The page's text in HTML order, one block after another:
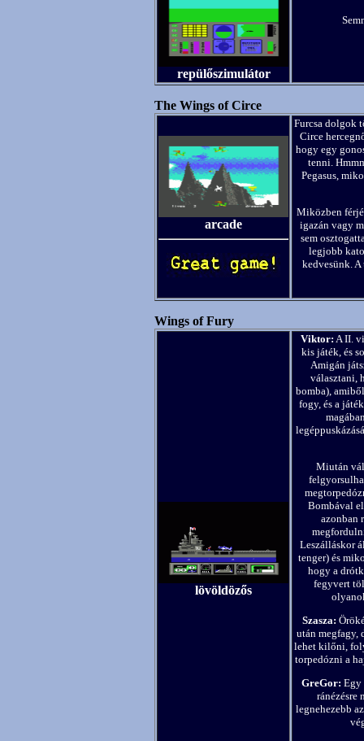
repülőszimulátor
The Wings of Circe
arcade
Furcsa dolgok
Circe
hogy egy
tenni.
Pegasus,
Miközben
igazán vagy
sem
legjobb
kedvesünk.
Wings of Fury
lövöldözős
Viktor: A II.
kis játék, és
Amigán
választani,
bomba),
fogy, és a
Miután
Bombával
azonban
Leszálláskor
tenger) és
hogy a
fegyvert
Szasza:
után megfagy,
lehet kilőni,
torpedózni a
GreGor: Egy
ránézésre
legnehezebb